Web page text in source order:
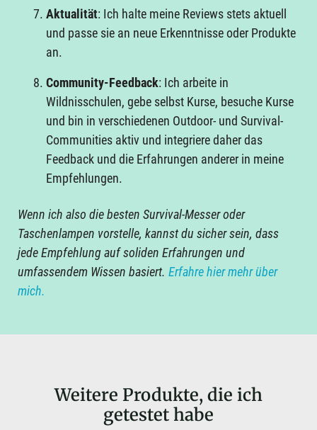
Aktualität: Ich halte meine Reviews stets aktuell
und passe sie an neue Erkenntnisse oder Produkte
an.
Community-Feedback: Ich arbeite in
Wildnisschulen, gebe selbst Kurse, besuche Kurse
und bin in verschiedenen Outdoor- und Survival-
Communities aktiv und integriere daher das
Feedback und die Erfahrungen anderer in meine
Empfehlungen.
Wenn ich also die besten Survival-Messer oder
Taschenlampen vorstelle, kannst du sicher sein, dass
jede Empfehlung auf soliden Erfahrungen und
umfassendem Wissen basiert. Erfahre hier mehr über
mich.
Weitere Produkte, die ich
getestet habe